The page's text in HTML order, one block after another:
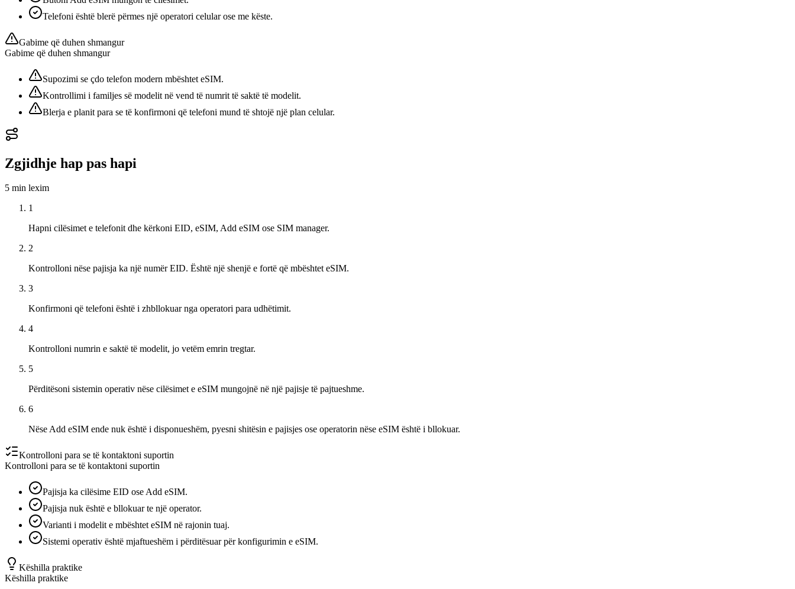
Telefoni është blerë përmes një operatori celular ose me këste.
Gabime që duhen shmangur
Gabime që duhen shmangur
Supozimi se çdo telefon modern mbështet eSIM.
Kontrollimi i familjes së modelit në vend të numrit të saktë të modelit.
Blerja e planit para se të konfirmoni që telefoni mund të shtojë një plan celular.
Zgjidhje hap pas hapi
5 min lexim
1
Hapni cilësimet e telefonit dhe kërkoni EID, eSIM, Add eSIM ose SIM manager.
2
Kontrolloni nëse pajisja ka një numër EID. Është një shenjë e fortë që mbështet eSIM.
3
Konfirmoni që telefoni është i zhbllokuar nga operatori para udhëtimit.
4
Kontrolloni numrin e saktë të modelit, jo vetëm emrin tregtar.
5
Përditësoni sistemin operativ nëse cilësimet e eSIM mungojnë në një pajisje të pajtueshme.
6
Nëse Add eSIM ende nuk është i disponueshëm, pyesni shitësin e pajisjes ose operatorin nëse eSIM është i bllokuar.
Kontrolloni para se të kontaktoni suportin
Kontrolloni para se të kontaktoni suportin
Pajisja ka cilësime EID ose Add eSIM.
Pajisja nuk është e bllokuar te një operator.
Varianti i modelit e mbështet eSIM në rajonin tuaj.
Sistemi operativ është mjaftueshëm i përditësuar për konfigurimin e eSIM.
Këshilla praktike
Këshilla praktike